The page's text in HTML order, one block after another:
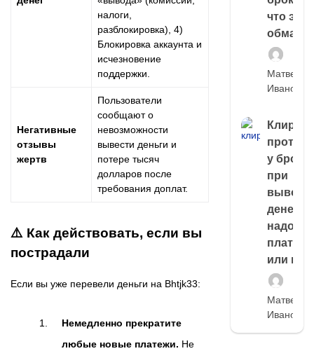
налоги,
разблокировка), 4)
Блокировка аккаунта и
исчезновение
поддержки.
Негативные
отзывы
жертв
Пользователи
сообщают о
невозможности
вывести деньги и
потере тысяч
долларов после
требования доплат.
⚠️ Как действовать, если вы
пострадали
Если вы уже перевели деньги на Bhtjk33:
Немедленно прекратите
любые новые платежи. Не
что это,
обман?
Матвей
Иванов
Клиринг
у
при
выводе
денег,
надо
платить
или
Матвей
Иванов